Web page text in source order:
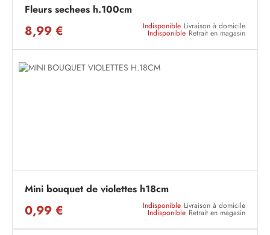
Fleurs sechees h.100cm
8,99 € Indisponible Livraison à domicile
Indisponible Retrait en magasin
Mini bouquet de violettes h18cm
0,99 € Indisponible Livraison à domicile
Indisponible Retrait en magasin